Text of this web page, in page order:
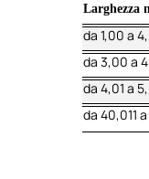
Larghezza
da 1,00 a
da 3,00 a
da 4,01 a
da 40,011